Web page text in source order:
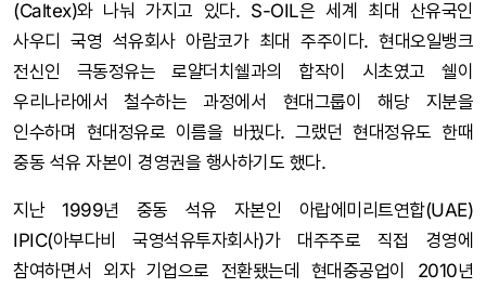
(Caltex)와 나눠 가지고 있다. S-OIL은 세계 최대 산유국인
사우디 국영 석유회사 아람코가 최대 주주이다. 현대오일뱅크
전신인 극동정유는 로얄더치쉘과의 합작이 시초였고 쉘이
우리나라에서 철수하는 과정에서 현대그룹이 해당 지분을
인수하며 현대정유로 이름을 바꿨다. 그랬던 현대정유도 한때
중동 석유 자본이 경영권을 행사하기도 했다.
지난 1999년 중동 석유 자본인 아랍에미리트연합(UAE)
IPIC(아부다비 국영석유투자회사)가 대주주로 직접 경영에
참여하면서 외자 기업으로 전환됐는데 현대중공업이 2010년